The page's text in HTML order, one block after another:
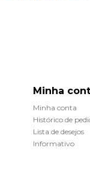
Minha
Minha conta
Histórico de
Lista de desejos
Informativo